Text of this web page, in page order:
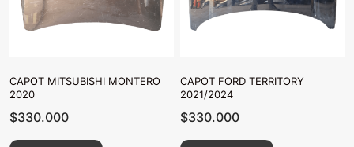
CAPOT MITSUBISHI MONTERO
2020
$330.000
CAPOT FORD TERRITORY
2021/2024
$330.000